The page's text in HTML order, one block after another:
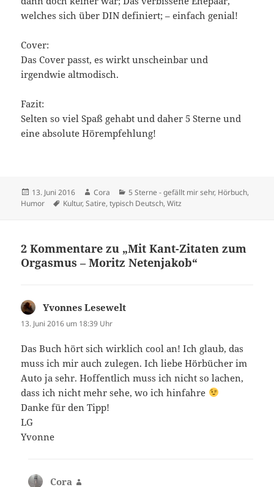
welches sich über DIN definiert; – einfach genial!
Cover:
Das Cover passt, es wirkt unscheinbar und
irgendwie altmodisch.
Fazit:
Selten so viel Spaß gehabt und daher 5 Sterne und
eine absolute Hörempfehlung!
Veröffentlicht
am
13. Juni 2016 Autor
Cora Kategorien
5 Sterne - gefällt mir sehr, Hörbuch,
Humor
Schlagwörter
Kultur,Satire,typisch Deutsch,Witz
2 Kommentare zu „Mit Kant-Zitaten zum
Orgasmus – Moritz Netenjakob“
Yvonnes Lesewelt
13. Juni 2016 um 18:39 Uhr
Das Buch hört sich wirklich cool an! Ich glaub, das
muss ich mir auch zulegen. Ich liebe Hörbücher im
Auto ja sehr. Hoffentlich muss ich nicht so lachen,
dass ich nicht mehr sehe, wo ich hinfahre
Danke für den Tipp!
LG
Yvonne
Cora